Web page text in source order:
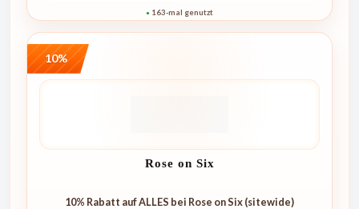
● 163-mal genutzt
10%
Rose on Six
10% Rabatt auf ALLES bei Rose on Six (sitewide)